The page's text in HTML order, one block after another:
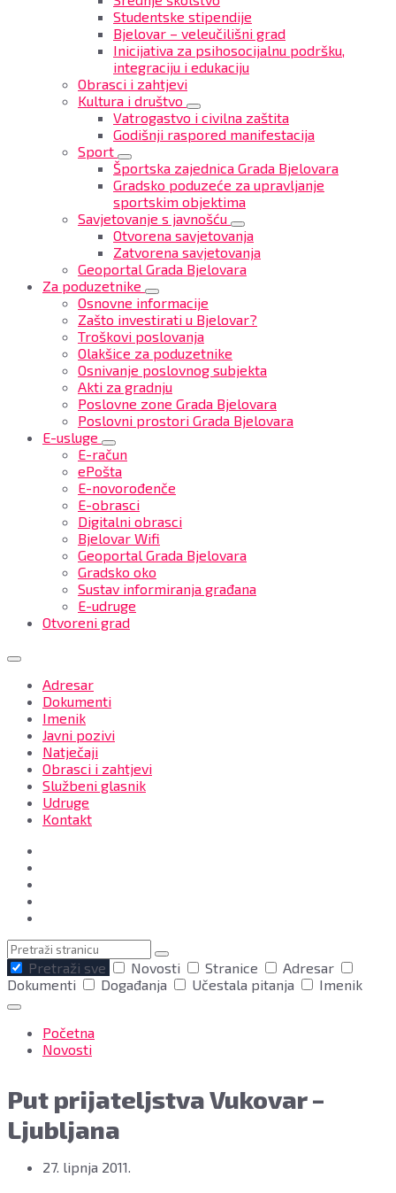
Studentske stipendije
Bjelovar – veleučilišni grad
Inicijativa za psihosocijalnu podršku,
integraciju i edukaciju
Obrasci i zahtjevi
Kultura i društvo
Vatrogastvo i civilna zaštita
Godišnji raspored manifestacija
Sport
Športska zajednica Grada Bjelovara
Gradsko poduzeće za upravljanje
sportskim objektima
Savjetovanje s javnošću
Otvorena savjetovanja
Zatvorena savjetovanja
Geoportal Grada Bjelovara
Za poduzetnike
Osnovne informacije
Zašto investirati u Bjelovar?
Troškovi poslovanja
Olakšice za poduzetnike
Osnivanje poslovnog subjekta
Akti za gradnju
Poslovne zone Grada Bjelovara
Poslovni prostori Grada Bjelovara
E-usluge
E-račun
ePošta
E-novorođenče
E-obrasci
Digitalni obrasci
Bjelovar Wifi
Geoportal Grada Bjelovara
Gradsko oko
Sustav informiranja građana
E-udruge
Otvoreni grad
Adresar
Dokumenti
Imenik
Javni pozivi
Natječaji
Obrasci i zahtjevi
Službeni glasnik
Udruge
Kontakt
Pretraga
Pretraži sve
Novosti Stranice
Adresar
Dokumenti
Događanja Učestala pitanja Imenik
Karavana
biciklista
Vukovar
Ljubljana“
dvorištu
Početna
Novosti
Put prijateljstva Vukovar –
Ljubljana
27. lipnja 2011.